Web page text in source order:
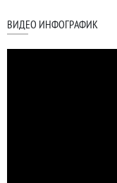
ВИДЕО ИНФОГРАФИК